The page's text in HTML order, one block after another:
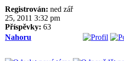
Registrován: ned zář
25, 2011 3:32 pm
Příspěvky: 63
Nahoru